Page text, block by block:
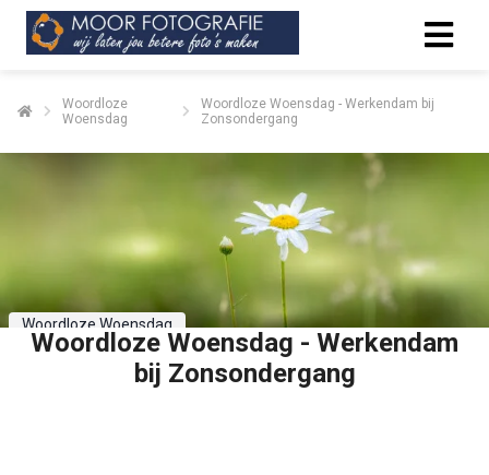
Woordloze
Woensdag
Woordloze Woensdag - Werkendam bij
Zonsondergang
Woordloze Woensdag
Woordloze Woensdag - Werkendam
bij Zonsondergang